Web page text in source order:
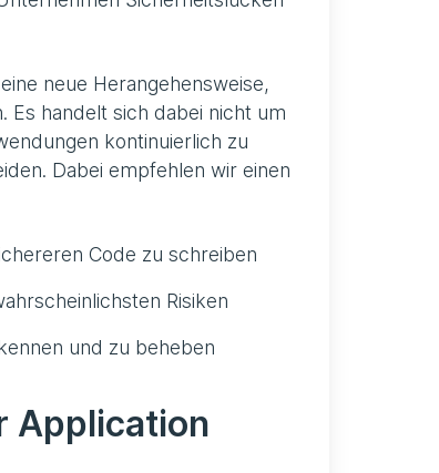
neue Herangehensweise,
handelt sich dabei nicht um
kontinuierlich zu
Dabei empfehlen wir einen
Code zu schreiben
Risiken
und zu beheben
Application